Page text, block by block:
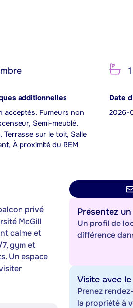
additionnelles
acceptés, Fumeurs non
Semi-meublé,
Terrasse sur le toit, Salle
À proximité du REM
Date
2026-
privé
McGill
calme et
gym et
Un espace
Présentez
Un profil de
différence
Visite avec
Prenez
la propriété à